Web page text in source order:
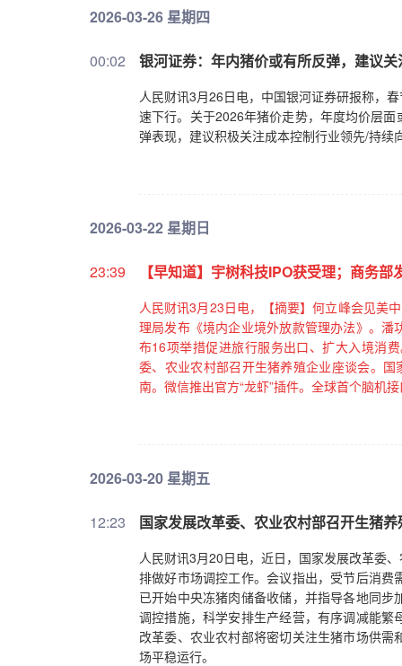
2026-03-26 星期四
00:02 银河证券：年内猪价或有所反弹，建议
人民财讯3月26日电，中国银河证券研报称，
速下行。关于2026年猪价走势，年度均价层
弹表现，建议积极关注成本控制行业领先/持
2026-03-22 星期日
23:39 【早知道】宇树科技IPO获受理；商务
人民财讯3月23日电，【摘要】何立峰会见美
理局发布《境内企业境外放款管理办法》。
布16项举措促进旅行服务出口、扩大入境消
委、农业农村部召开生猪养殖企业座谈会。
南。微信推出官方“龙虾”插件。全球首个脑机
2026-03-20 星期五
12:23 国家发展改革委、农业农村部召开生猪
人民财讯3月20日电，近日，国家发展改革委
排做好市场调控工作。会议指出，受节后消
已开始中央冻猪肉储备收储，并指导各地同
调控措施，科学安排生产经营，有序调减能
改革委、农业农村部将密切关注生猪市场供
场平稳运行。